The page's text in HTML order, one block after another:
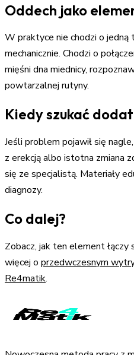
Oddech jako
W praktyce nie chodzi o jedną
mechanicznie. Chodzi o
mięśni dna miednicy,
powtarzalnej rutyny.
Kiedy szukać
Jeśli problem pojawił się
z erekcją albo istotna zmiana
się ze specjalistą. Materiały
diagnozy.
Co dalej?
Zobacz, jak ten element łączy
więcej o przedwczesnym
Re4matik.